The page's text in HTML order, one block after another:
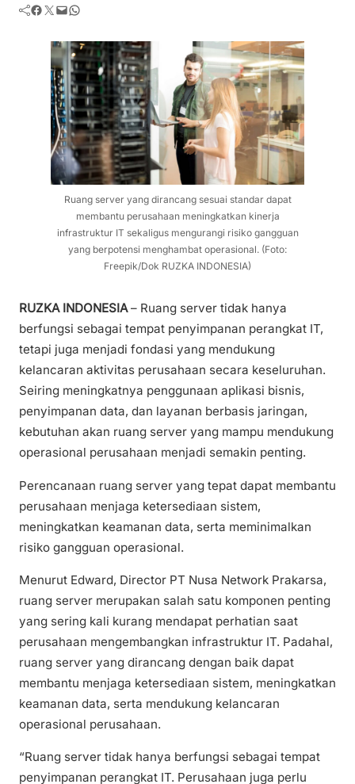
Facebook Twitter Mail WhatsApp
Ruang server yang dirancang sesuai standar dapat
membantu perusahaan meningkatkan kinerja
infrastruktur IT sekaligus mengurangi risiko gangguan
yang berpotensi menghambat operasional. (Foto:
Freepik/Dok RUZKA INDONESIA)
RUZKA INDONESIA– Ruang server tidak hanya
berfungsi sebagai tempat penyimpanan perangkat IT,
tetapi juga menjadi fondasi yang mendukung
kelancaran aktivitas perusahaan secara keseluruhan.
Seiring meningkatnya penggunaan aplikasi bisnis,
penyimpanan data, dan layanan berbasis jaringan,
kebutuhan akan ruang server yang mampu mendukung
operasional perusahaan menjadi semakin penting.
Perencanaan ruang server yang tepat dapat membantu
perusahaan menjaga ketersediaan sistem,
meningkatkan keamanan data, serta meminimalkan
risiko gangguan operasional.
Menurut Edward, Director PT Nusa Network Prakarsa,
ruang server merupakan salah satu komponen penting
yang sering kali kurang mendapat perhatian saat
perusahaan mengembangkan infrastruktur IT. Padahal,
ruang server yang dirancang dengan baik dapat
membantu menjaga ketersediaan sistem, meningkatkan
keamanan data, serta mendukung kelancaran
operasional perusahaan.
“Ruang server tidak hanya berfungsi sebagai tempat
penyimpanan perangkat IT. Perusahaan juga perlu